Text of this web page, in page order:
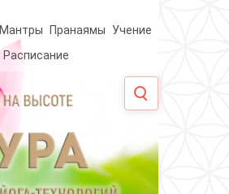
Мантры Пранаямы
Учение
Расписание